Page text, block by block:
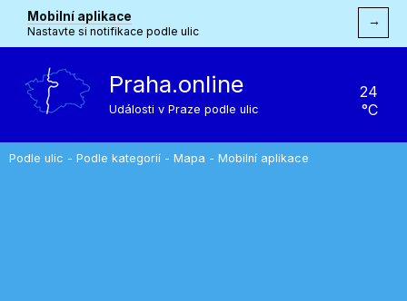
Mobilní aplikace
Nastavte si notifikace podle ulic
→
Praha.online
Události v Praze podle ulic
24
°C
Podle ulic - Podle kategorií - Mapa - Mobilní aplikace